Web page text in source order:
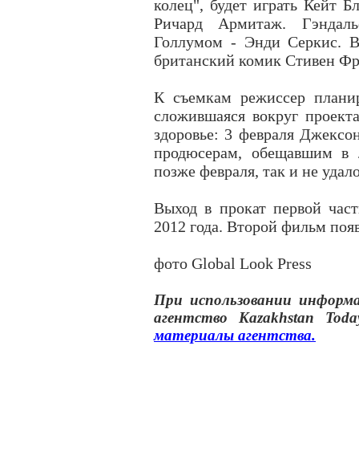
колец", будет играть Кейт
Ричард Армитаж.
Голлумом - Энди Серкис. В
британский комик Стивен
К съемкам режиссер
сложившаяся вокруг
здоровье: 3 февраля
продюсерам, обещавшим в
позже февраля, так и не
Выход в прокат первой
2012 года. Второй фильм
фото Global Look Press
При использовании
агентство Kazakhstan
материалы агентства.